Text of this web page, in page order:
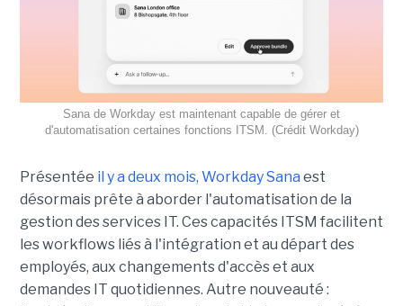
Sana de Workday est maintenant capable de gérer et
d'automatisation certaines fonctions ITSM. (Crédit Workday)
Présentée il y a deux mois, Workday Sana est
désormais prête à aborder l'automatisation de la
gestion des services IT. Ces capacités ITSM facilitent
les workflows liés à l'intégration et au départ des
employés, aux changements d'accès et aux
demandes IT quotidiennes. Autre nouveauté :